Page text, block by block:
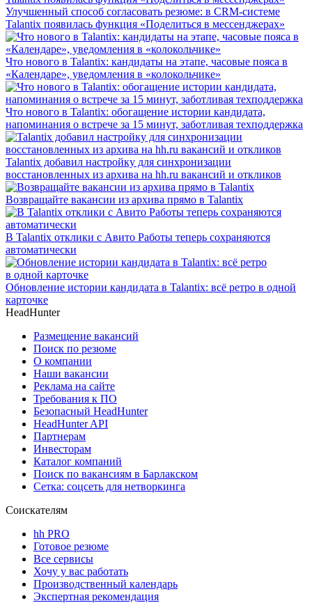
Улучшенный способ согласовать резюме: в CRM-системе
Talantix появилась функция «Поделиться в мессенджерах»
Что нового в Talantix: кандидаты на этапе, часовые пояса в
«Календаре», уведомления в «колокольчике»
Что нового в Talantix: обогащение истории кандидата,
напоминания о встрече за 15 минут, заботливая техподдержка
Talantix добавил настройку для синхронизации
восстановленных из архива на hh.ru вакансий и откликов
Возвращайте вакансии из архива прямо в Talantix
В Talantix отклики с Авито Работы теперь сохраняются
автоматически
Обновление истории кандидата в Talantix: всё ретро в одной
карточке
HeadHunter
Размещение вакансий
Поиск по резюме
О компании
Наши вакансии
Реклама на сайте
Требования к ПО
Безопасный HeadHunter
HeadHunter API
Партнерам
Инвесторам
Каталог компаний
Поиск по вакансиям в Барлакском
Сетка: соцсеть для нетворкинга
Соискателям
hh PRO
Готовое резюме
Все сервисы
Хочу у вас работать
Производственный календарь
Экспертная рекомендация